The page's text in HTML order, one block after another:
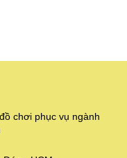
chơi phục vụ ngành